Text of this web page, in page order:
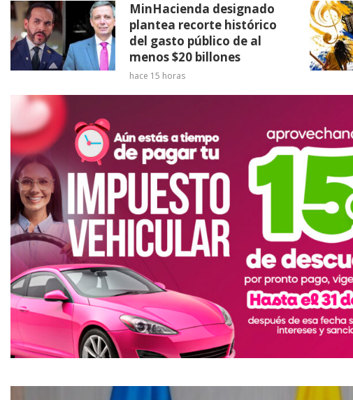
MinHacienda designado
plantea recorte histórico
del gasto público de al
menos $20 billones
hace 15 horas